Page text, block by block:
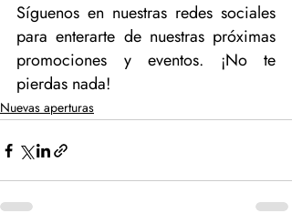
Síguenos en nuestras redes sociales
para enterarte de nuestras próximas
promociones y eventos. ¡No te
pierdas nada!
Nuevas aperturas